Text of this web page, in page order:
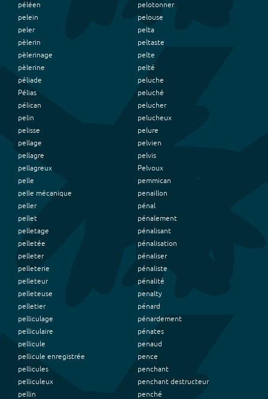
péléen
pelein
peler
pèlerin
pèlerinage
pèlerine
péliade
Pélias
pélican
pelin
pelisse
pellage
pellagre
pellagreux
pelle
pelle mécanique
peller
pellet
pelletage
pelletée
pelleter
pelleterie
pelleteur
pelleteuse
pelletier
pelliculage
pelliculaire
pellicule
pellicule enregistrée
pellicules
pelliculeux
pellin
pelotonner
pelouse
pelta
peltaste
pelte
pelté
peluche
peluché
pelucher
pelucheux
pelure
pelvien
pelvis
Pelvoux
pemmican
penaillon
pénal
pénalement
pénalisant
pénalisation
pénaliser
pénaliste
pénalité
penalty
pénard
pénardement
pénates
penaud
pence
penchant
penchant destructeur
penché